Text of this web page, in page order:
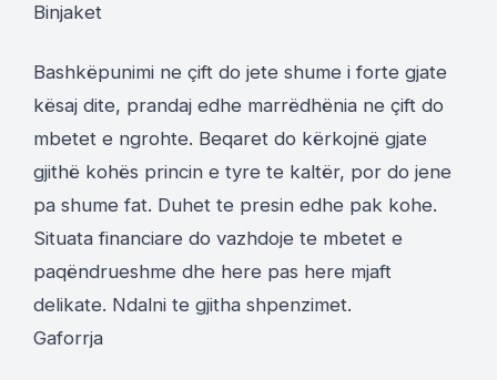
Binjaket
Bashkëpunimi ne çift do jete shume i forte gjate
kësaj dite, prandaj edhe marrëdhënia ne çift do
mbetet e ngrohte. Beqaret do kërkojnë gjate
gjithë kohës princin e tyre te kaltër, por do jene
pa shume fat. Duhet te presin edhe pak kohe.
Situata financiare do vazhdoje te mbetet e
paqëndrueshme dhe here pas here mjaft
delikate. Ndalni te gjitha shpenzimet.
Gaforrja